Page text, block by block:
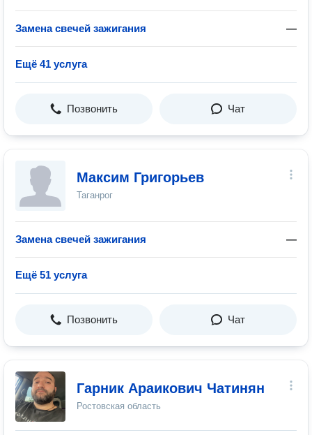
Замена свечей зажигания —
Ещё 41 услуга
Позвонить Чат
Максим Григорьев
Таганрог
Замена свечей зажигания —
Ещё 51 услуга
Позвонить Чат
Гарник Араикович Чатинян
Ростовская область